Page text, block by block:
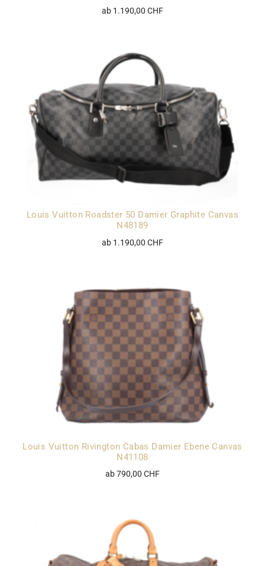
ab 1.190,00 CHF
Louis Vuitton Roadster 50 Damier Graphite Canvas
N48189
ab 1.190,00 CHF
Louis Vuitton Rivington Cabas Damier Ebene Canvas
N41108
ab 790,00 CHF